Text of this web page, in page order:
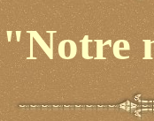
"Notre